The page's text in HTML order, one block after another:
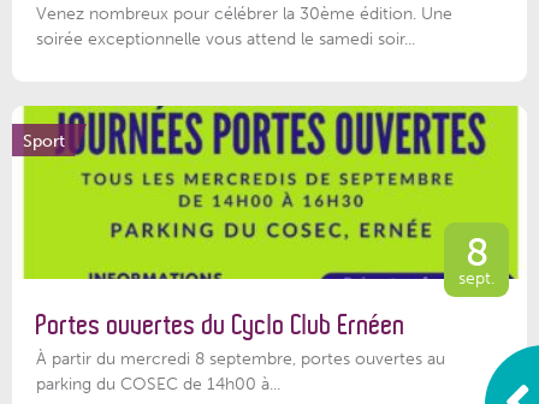
Venez nombreux pour célébrer la 30ème édition. Une
soirée exceptionnelle vous attend le samedi soir...
Sport
8
sept.
Portes ouvertes du Cyclo Club Ernéen
À partir du mercredi 8 septembre, portes ouvertes au
parking du COSEC de 14h00 à...